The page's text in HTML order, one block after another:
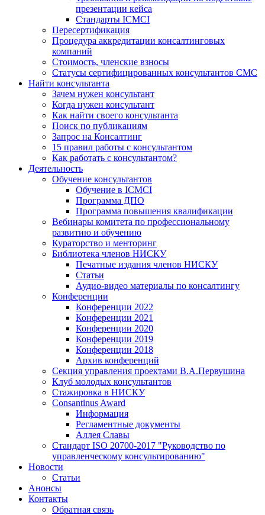
презентации кейса
Стандарты ICMCI
Пересертификация
Процедура аккредитации консалтинговых
компаний
Стоимость, членские взносы
Статусы сертифицированных консультантов СМС
Найти консультанта
Зачем нужен консультант
Когда нужен консультант
Как найти своего консультанта
Поиск по публикациям
Запрос на Консалтинг
15 правил работы с консультантом
Как работать с консультантом?
Деятельность
Обучение консультантов
Обучение в ICMCI
Программа ДПО
Программа повышения квалификации
Вебинары комитета по профессиональному
развитию и обучению
Кураторство и менторинг
Библиотека членов НИСКУ
Печатные издания членов НИСКУ
Статьи
Аудио-видео материалы по консалтингу
Конференции
Конференции 2022
Конференции 2021
Конференции 2020
Конференции 2019
Конференции 2018
Архив конференций
Секция управления проектами В.А.Первушина
Клуб молодых консультантов
Стажировка в НИСКУ
Consantinus Award
Информация
Регламентные документы
Аллея Славы
Cтандарт ISO 20700-2017 "Руководство по
управленческому консультированию"
Новости
Статьи
Анонсы
Контакты
Обратная связь